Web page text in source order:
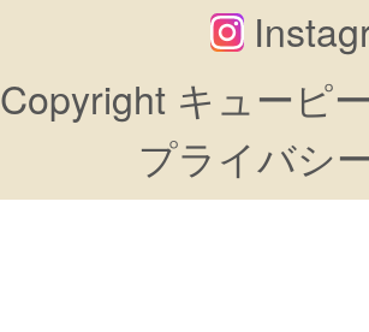
Copyright キューピ
プライバシ